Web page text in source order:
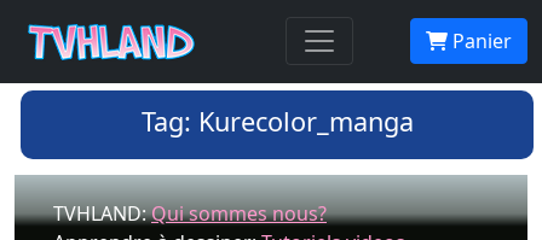
Panier
Tag: Kurecolor_manga
TVHLAND:Qui sommes nous?